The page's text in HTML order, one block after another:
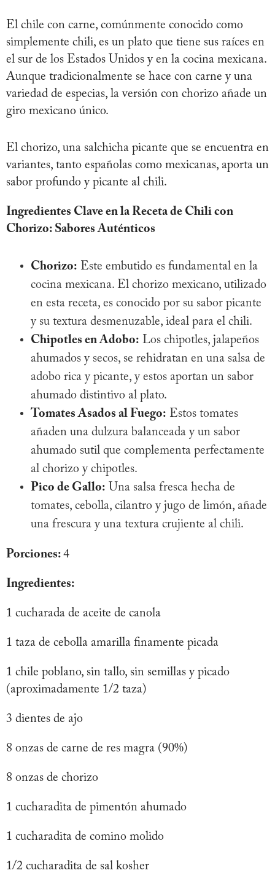
El chile con carne, comúnmente conocido como
simplemente chili, es un plato que tiene sus raíces en
el sur de los Estados Unidos y en la cocina mexicana.
Aunque tradicionalmente se hace con carne y una
variedad de especias, la versión con chorizo añade un
giro mexicano único.
El chorizo, una salchicha picante que se encuentra en
variantes, tanto españolas como mexicanas, aporta un
sabor profundo y picante al chili.
Ingredientes Clave en la Receta de Chili con
Chorizo: Sabores Auténticos
Chorizo: Este embutido es fundamental en la
cocina mexicana. El chorizo mexicano, utilizado
en esta receta, es conocido por su sabor picante
y su textura desmenuzable, ideal para el chili.
Chipotles en Adobo: Los chipotles, jalapeños
ahumados y secos, se rehidratan en una salsa de
adobo rica y picante, y estos aportan un sabor
ahumado distintivo al plato.
Tomates Asados al Fuego: Estos tomates
añaden una dulzura balanceada y un sabor
ahumado sutil que complementa perfectamente
al chorizo y chipotles.
Pico de Gallo: Una salsa fresca hecha de
tomates, cebolla, cilantro y jugo de limón, añade
una frescura y una textura crujiente al chili.
Porciones: 4
Ingredientes:
1 cucharada de aceite de canola
1 taza de cebolla amarilla finamente picada
1 chile poblano, sin tallo, sin semillas y picado
(aproximadamente 1/2 taza)
3 dientes de ajo
8 onzas de carne de res magra (90%)
8 onzas de chorizo
1 cucharadita de pimentón ahumado
1 cucharadita de comino molido
1/2 cucharadita de sal kosher